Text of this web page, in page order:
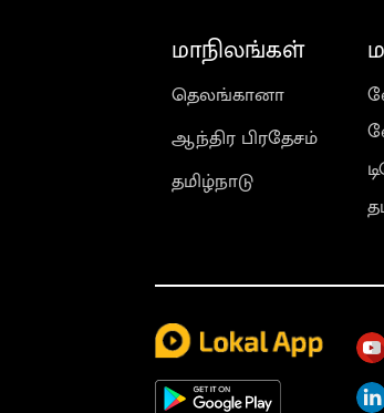
மாநிலங்கள்
தெலங்கானா
ஆந்திர பிரதேசம்
தமிழ்நாடு